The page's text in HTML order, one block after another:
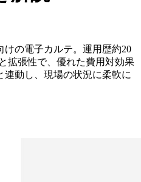
けの電子カルテ。運用歴約20
拡張性で、優れた費用対効果
連動し、現場の状況に柔軟に